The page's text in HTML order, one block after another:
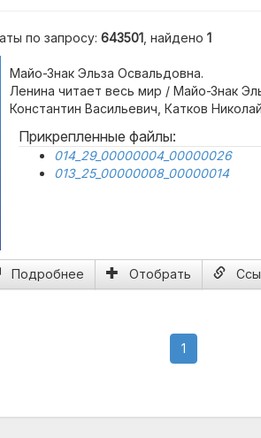
по запросу: 643501 , найдено 1
Майо-Знак Эльза Освальдовна.
Ленина читает весь мир / Майо-Знак
Константин Васильевич, Катков
Прикрепленные файлы:
014_29_00000004_00000026
013_25_00000008_00000014
Подробнее Отобрать
1(current)